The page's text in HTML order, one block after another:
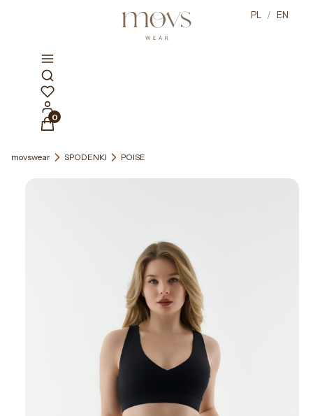
PL / EN
Otwórz wyszukiwarkę
Produkty w koszyku: 0. Zobacz szczegóły
movswear SPODENKI POISE